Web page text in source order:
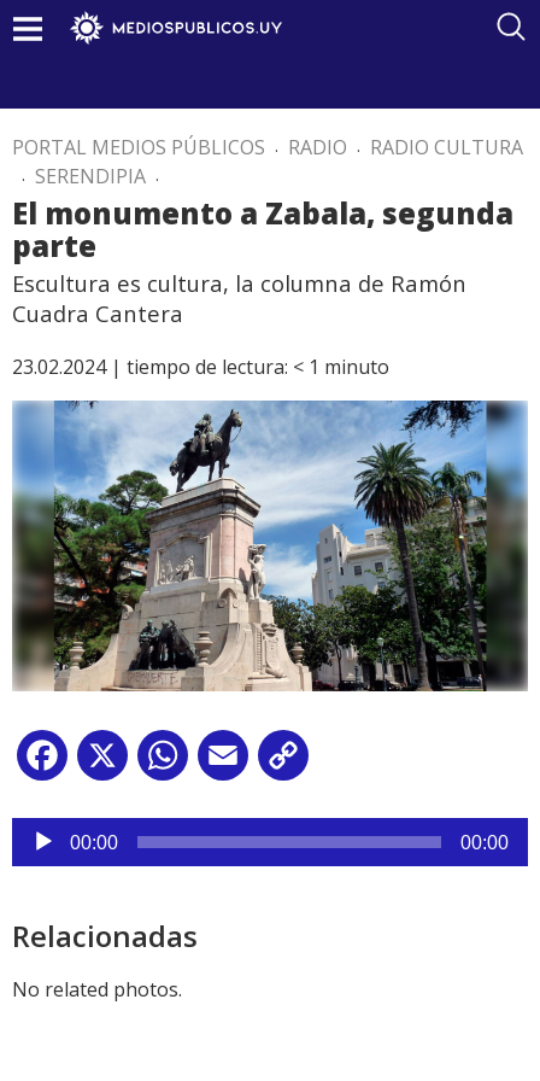
PORTAL MEDIOS PÚBLICOS . RADIO . RADIO CULTURA
. SERENDIPIA .
El monumento a Zabala, segunda
parte
Escultura es cultura, la columna de Ramón
Cuadra Cantera
23.02.2024 | tiempo de lectura: < 1 minuto
Facebook
X WhatsApp
Email
Reproductor
audio
00:00 00:00
Relacionadas
No related photos.